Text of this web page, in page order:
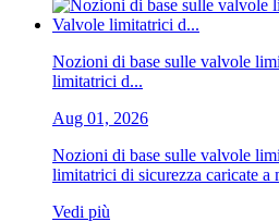
Nozioni di base sulle valvole
limitatrici d...
Aug 01, 2026
Nozioni di base sulle valvole
limitatrici di sicurezza caricate a
Vedi più